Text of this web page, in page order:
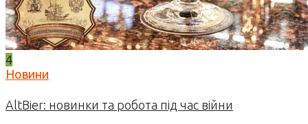
4
Новини
AltBier: новинки та робота під час війни